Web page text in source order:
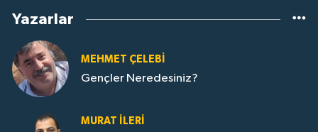
Yazarlar
MEHMET ÇELEBI
Gençler Neredesiniz?
MURAT İLERI